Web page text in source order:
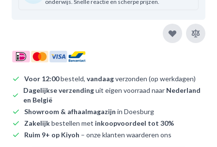
onderwijs. Snelle reactie en scherpe prijzen.
Voor 12:00besteld, vandaagverzonden (op werkdagen)
Dagelijkse verzendinguit eigen voorraad naar Nederland
en België
Showroom & afhaalmagazijn in Doesburg
Zakelijkbestellen met inkoopvoordeel tot 30%
Ruim 9+ op Kiyoh – onze klanten waarderen ons